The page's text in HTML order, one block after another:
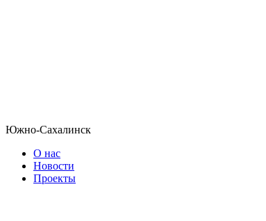
Южно-Сахалинск
О нас
Новости
Проекты